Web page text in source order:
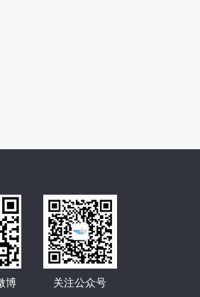
博 关注公众号